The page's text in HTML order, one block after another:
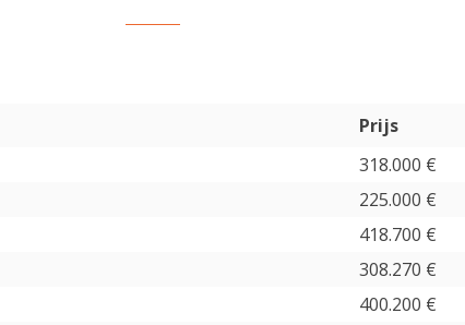
Prijs
318.000 €
225.000 €
418.700 €
308.270 €
400.200 €